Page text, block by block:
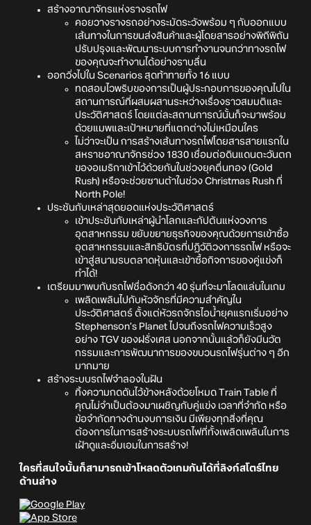
สร้างอาณาจักรแห่งรางรถไฟ
คอยวางรางรถอย่างระมัดระวังพร้อม ๆ กับออกแบบ
เส้นทางในการขนส่งสินค้าและผู้โดยสารอย่างพิถีพิถัน
ปรับปรุงและพัฒนาระบบการทำงานจนกว่าทางรถไฟ
ของคุณจะทำงานได้อย่างราบลื่น
ออกวิ่งไปใน Scenarios สุดท้าทายทั้ง 16 แบบ
ทดสอบไวพริบของการเป็นผู้ประกอบการของคุณไปใน
สถานการณ์ที่ผสมผสานระหว่างเรื่องราวสมมติและ
ประวัติศาสตร์ โดยแต่ละสถานการณ์นั้นก็จะมาพร้อม
ด้วยแมพและเป้าหมายที่แตกต่างไม่เหมือนใคร
ไม่ว่าจะเป็น การสร้างเส้นทางรถไฟโดยสารสายแรกใน
สหราชอาณาจักรช่วง 1830 เชื่อมต่อดินแดนตะวันตก
ของอเมริกาเข้าไว้ด้วยกันในช่วงยุคตื่นทอง (Gold
Rush) หรือจะช่วยซานต้าในช่วง Christmas Rush ที่
North Pole!
ประชันกับเหล่าสุดยอดแห่งประวัติศาสตร์
เข้าประชันกับเหล่าผู้นำโลกและกัปตันแห่งวงการ
อุตสาหกรรม ขยับขยายธุรกิจของคุณด้วยการเข้าซื้อ
อุตสาหกรรมและสิทธิบัตรที่ปฏิวัติวงการรถไฟ หรือจะ
เข้าสู่สนามรบตลาดหุ้นและเข้าซื้อกิจการของคู่แข่งก็
ทำได้!
เตรียมมาพบกับรถไฟชื่อดังกว่า 40 รุ่นที่จะมาโลดแล่นในเกม
เพลิดเพลินไปกับหัวจักรที่มีความสำคัญใน
ประวัติศาสตร์ ตั้งแต่หัวรถจักรไอน้ำยุคแรกเริ่มอย่าง
Stephenson’s Planet ไปจนถึงรถไฟความเร็วสูง
อย่าง TGV ของฝรั่งเศส นอกจากนั้นแล้วก็ยังมีนวัต
กรรมและการพัฒนาการของขบวนรถไฟรุ่นต่าง ๆ อีก
มากมาย
สร้างระบบรถไฟจำลองในฝัน
ทิ้งความกดดันไว้ข้างหลังด้วยโหมด Train Table ที่
คุณไม่จำเป็นต้องมาเผชิญกับคู่แข่ง เวลาที่จำกัด หรือ
ข้อจำกัดทางด้านงบการเงิน มีเพียงทุกสิ่งที่คุณ
ต้องการในการสร้างระบบรถไฟที่ทั้งเพลิดเพลินในการ
เฝ้าดูและอิ่มเอมในการสร้าง!
ใครที่สนใจนั้นก็สามารถเข้าโหลดตัวเกมกันได้ที่ลิงก์สโตร์ไทย
ด้านล่าง